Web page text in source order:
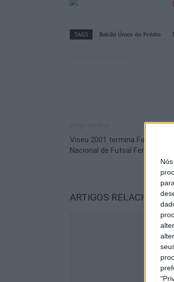
TAGS Balcão Único do Prédio
Viseu 2001 termina Fase de
Nacional de Futsal Feminino
ARTIGOS